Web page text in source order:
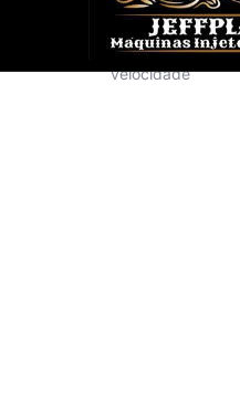
Início/
Marcação/
automática de
velocidade